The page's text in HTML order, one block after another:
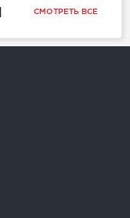
СМОТРЕТЬ ВСЕ